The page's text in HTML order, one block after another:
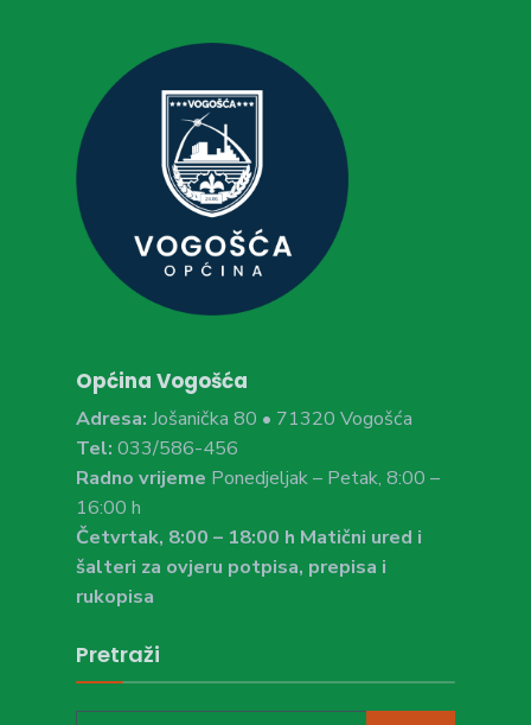
Općina Vogošća
Adresa: Jošanička 80 • 71320 Vogošća
Tel: 033/586-456
Radno vrijeme Ponedjeljak – Petak, 8:00 –
16:00 h
Četvrtak, 8:00 – 18:00 h Matični ured i
šalteri za ovjeru potpisa, prepisa i
rukopisa
Pretraži